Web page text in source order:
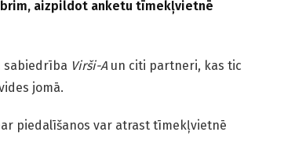
aizpildot anketu tīmekļvietnē
Virši-A un citi partneri, kas tic
jomā.
piedalīšanos var atrast tīmekļvietnē